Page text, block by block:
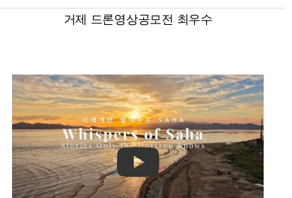
거제 드론영상공모전 최우수